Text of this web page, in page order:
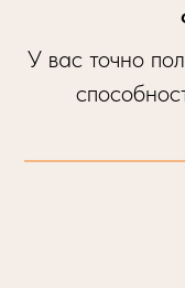
У вас точно